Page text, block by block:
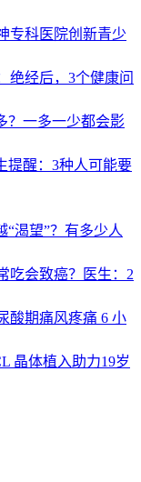
专科医院创新青少
绝经后，3个健康问
？一多一少都会影
提醒：3种人可能要
“渴望”？有多少人
吃会致癌？医生：2
酸期痛风疼痛 6 小
晶体植入助力19岁